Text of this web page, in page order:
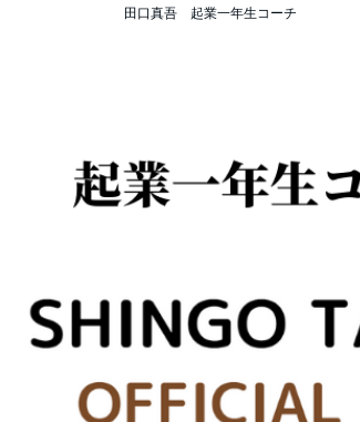
田口真吾 起業一年生コーチ